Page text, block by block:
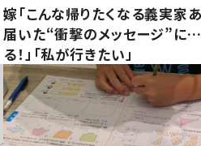
嫁「こんな帰りたくなる義実家あ
届いた“衝撃のメッセージ”に…
る！」「私が行きたい」